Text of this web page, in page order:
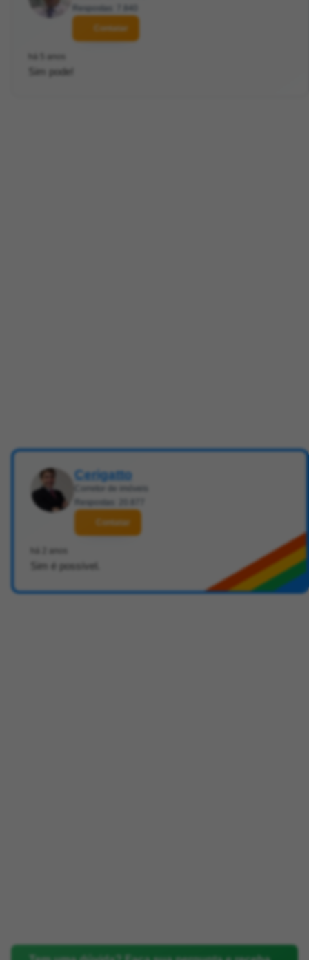
Respostas: 7.840
Contatar
há 5 anos
Sim pode!
Cerigatto
Corretor de imóveis
Respostas: 20.877
Contatar
há 2 anos
Sim é possível.